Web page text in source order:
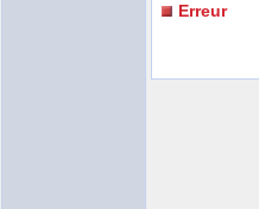
Erreur